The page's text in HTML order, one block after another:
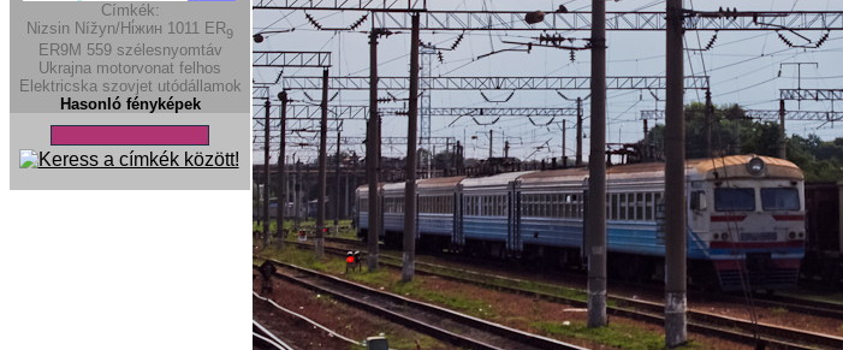
Címkék:
Nizsin Nížyn/Ні́жин 1011 ER9
ER9M 559 szélesnyomtáv
Ukrajna motorvonat felhos
Elektricska szovjet utódállamok
Hasonló fényképek